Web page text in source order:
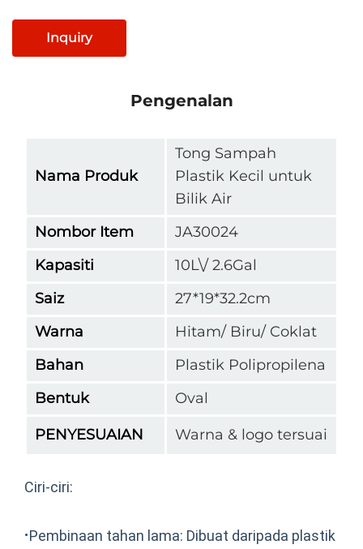
Inquiry
Pengenalan
Nama Produk
Tong Sampah
Plastik Kecil untuk
Bilik Air
Nombor Item
JA30024
Kapasiti
10L\/ 2.6Gal
Saiz
27*19*32.2cm
Warna
Hitam/ Biru/ Coklat
Bahan
Plastik Polipropilena
Bentuk
Oval
PENYESUAIAN Warna & logo tersuai
Ciri-ciri:
·Pembinaan tahan lama: Dibuat daripada plastik